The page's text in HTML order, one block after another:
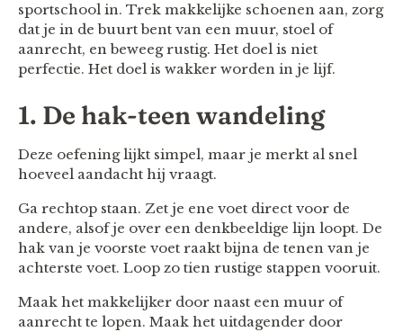
sportschool in. Trek makkelijke schoenen aan, zorg
dat je in de buurt bent van een muur, stoel of
aanrecht, en beweeg rustig. Het doel is niet
perfectie. Het doel is wakker worden in je lijf.
1. De hak-teen wandeling
Deze oefening lijkt simpel, maar je merkt al snel
hoeveel aandacht hij vraagt.
Ga rechtop staan. Zet je ene voet direct voor de
andere, alsof je over een denkbeeldige lijn loopt. De
hak van je voorste voet raakt bijna de tenen van je
achterste voet. Loop zo tien rustige stappen vooruit.
Maak het makkelijker door naast een muur of
aanrecht te lopen. Maak het uitdagender door